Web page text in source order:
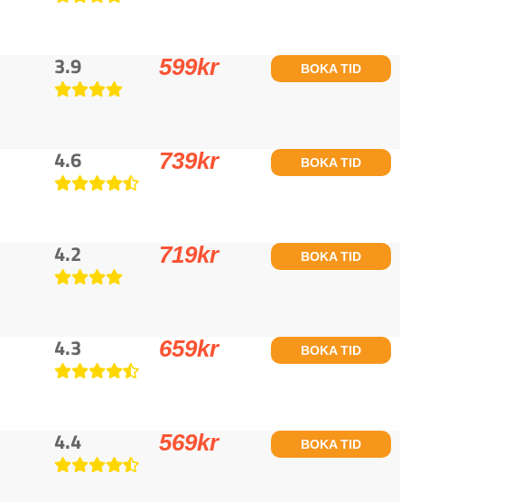
3.9 599kr BOKA TID
4.6 739kr BOKA TID
4.2 719kr BOKA TID
4.3 659kr BOKA TID
4.4 569kr BOKA TID